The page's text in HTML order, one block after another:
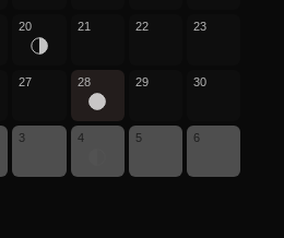
20 21 22 23
27 28 29 30
3 4 5 6